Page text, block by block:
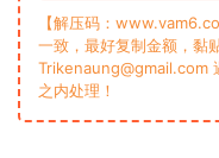
【解压码：
一致，最好复制金额，黏
Trikenaung@gmail.com
之内处理！